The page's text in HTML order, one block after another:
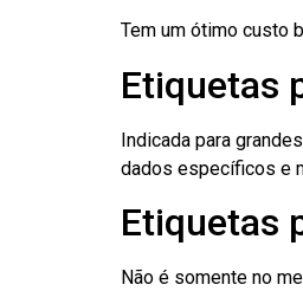
Tem um ótimo custo
Etiquetas
Indicada para
dados específicos e
Etiquetas
Não é somente no